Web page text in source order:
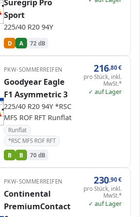
C1
A Suregrip Pro
Sport
225/40 R20 94Y
D A 72 dB
548017
C1
PKW-SOMMERREIFEN
Goodyear Eagle
F1 Asymmetric 3
225/40 R20 94Y *RSC
MFS ROF RFT Runflat
Runflat
*RSC MFS ROF RFT
B B 70 dB
216,80€
pro Stück, inkl.
MwSt.*
✓ auf Lager
PKW-SOMMERREIFEN
Continental
PremiumContact
230,90€
pro Stück, inkl.
MwSt.*
✓ auf Lager